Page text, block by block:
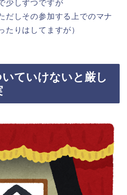
少しずつですが
だしその参加する上でのマナ
たりはしてますが）
ていけないと厳し